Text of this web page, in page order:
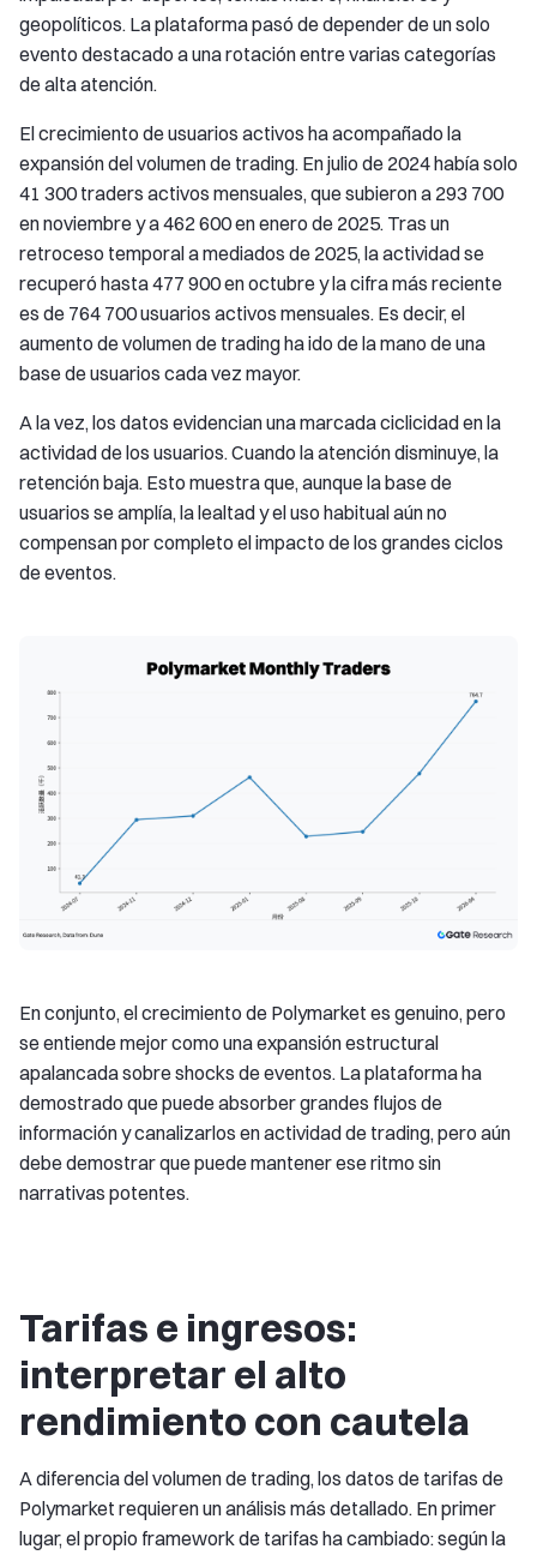
geopolíticos. La plataforma pasó de depender de un solo
evento destacado a una rotación entre varias categorías
de alta atención.
El crecimiento de usuarios activos ha acompañado la
expansión del volumen de trading. En julio de 2024 había solo
41 300 traders activos mensuales, que subieron a 293 700
en noviembre y a 462 600 en enero de 2025. Tras un
retroceso temporal a mediados de 2025, la actividad se
recuperó hasta 477 900 en octubre y la cifra más reciente
es de 764 700 usuarios activos mensuales. Es decir, el
aumento de volumen de trading ha ido de la mano de una
base de usuarios cada vez mayor.
A la vez, los datos evidencian una marcada ciclicidad en la
actividad de los usuarios. Cuando la atención disminuye, la
retención baja. Esto muestra que, aunque la base de
usuarios se amplía, la lealtad y el uso habitual aún no
compensan por completo el impacto de los grandes ciclos
de eventos.
En conjunto, el crecimiento de Polymarket es genuino, pero
se entiende mejor como una expansión estructural
apalancada sobre shocks de eventos. La plataforma ha
demostrado que puede absorber grandes flujos de
información y canalizarlos en actividad de trading, pero aún
debe demostrar que puede mantener ese ritmo sin
narrativas potentes.
Tarifas e ingresos:
interpretar el alto
rendimiento con cautela
A diferencia del volumen de trading, los datos de tarifas de
Polymarket requieren un análisis más detallado. En primer
lugar, el propio framework de tarifas ha cambiado: según la